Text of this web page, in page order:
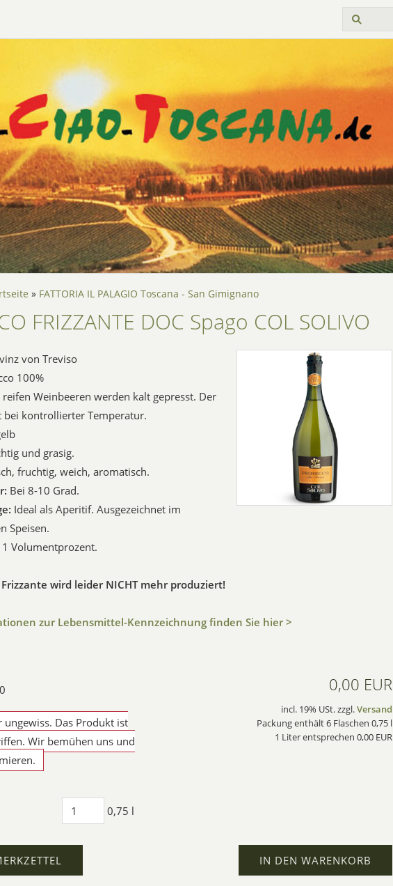
» FATTORIA IL PALAGIO Toscana - San Gimignano
FRIZZANTE DOC Spago COL SOLIVO
von Treviso
100%
reifen Weinbeeren werden kalt gepresst. Der
kontrollierter Temperatur.
und grasig.
fruchtig, weich, aromatisch.
Bei 8-10 Grad.
Ideal als Aperitif. Ausgezeichnet im
Speisen.
Volumentprozent.
Frizzante wird leider NICHT mehr produziert!
zur Lebensmittel-Kennzeichnung finden Sie hier >
ungewiss. Das Produkt ist
Wir bemühen uns und
0,00 EUR
incl. 19% USt. zzgl.Versand
Packung enthält 6 Flaschen 0,75 l
1 Liter entsprechen 0,00 EUR
0,75 l
IN DEN WARENKORB